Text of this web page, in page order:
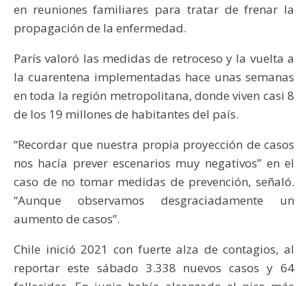
en reuniones familiares para tratar de frenar la
propagación de la enfermedad.
París valoró las medidas de retroceso y la vuelta a
la cuarentena implementadas hace unas semanas
en toda la región metropolitana, donde viven casi 8
de los 19 millones de habitantes del país.
“Recordar que nuestra propia proyección de casos
nos hacía prever escenarios muy negativos” en el
caso de no tomar medidas de prevención, señaló.
“Aunque observamos desgraciadamente un
aumento de casos”.
Chile inició 2021 con fuerte alza de contagios, al
reportar este sábado 3.338 nuevos casos y 64